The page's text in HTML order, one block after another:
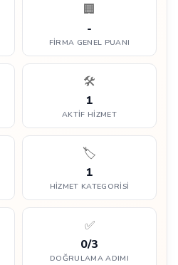
🏢
-
FIRMA GENEL PUANI
🛠️
1
AKTIF HIZMET
🏷️
1
HIZMET KATEGORISI
✅
0/3
DOĞRULAMA ADIMI